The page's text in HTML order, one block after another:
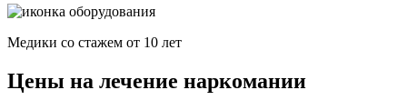
Медики со стажем от 10 лет
Цены на лечение наркомании